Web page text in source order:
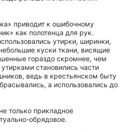
приводит к ошибочному
как полотенца для рук.
утирки, ширинки,
куски ткани, висящие
гораздо скромнее, чем
становились части
ведь в крестьянском быту
а использовались до
только прикладное
обрядовое.